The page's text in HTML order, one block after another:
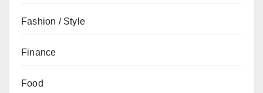
Fashion / Style
Finance
Food